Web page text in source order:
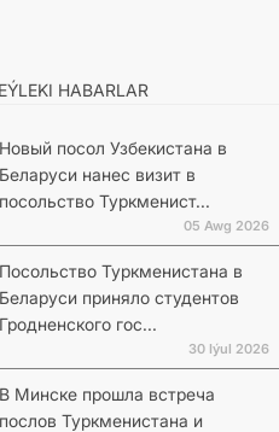
HABARLAR
Новый посол Узбекистана в
Беларуси нанес визит в
посольство Туркменист...
05 Awg 2026
Посольство Туркменистана в
Беларуси приняло студентов
Гродненского гос...
30 Iýul 2026
В Минске прошла встреча
послов Туркменистана и